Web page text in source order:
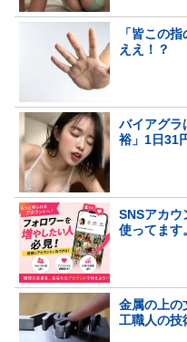
「皆この
ええ！？
バイアグラ
裕」1日31
SNSアカウ
使ってます。
金属の上
工職人の技